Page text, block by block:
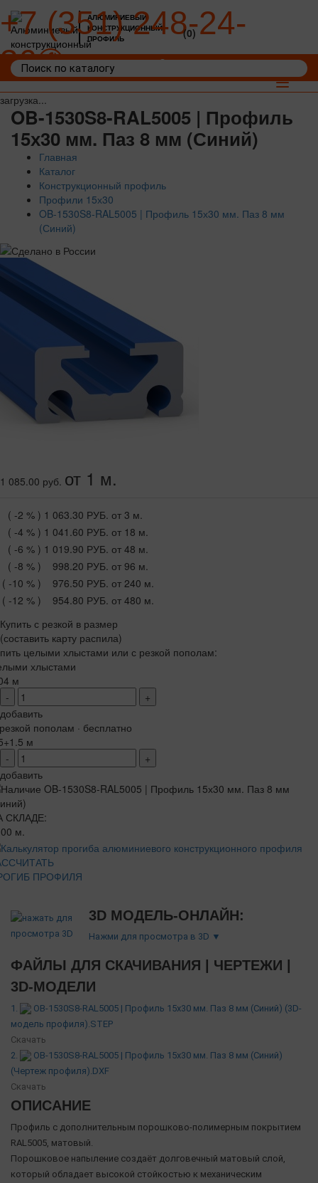
загрузка...
АЛЮМИНИЕВЫЙ
КОНСТРУКЦИОННЫЙ
ПРОФИЛЬ
+7 (351) 248-24-
36
(0)
Toggle
OB-1530S8-RAL5005 | Профиль
15х30 мм. Паз 8 мм (Синий)
Главная
Каталог
Конструкционный профиль
Профили 15х30
OB-1530S8-RAL5005 | Профиль 15х30 мм. Паз 8 мм
(Синий)
1 085.00 руб. от 1 м.
( -2 % ) 1 063.30 РУБ. от 3 м.
( -4 % ) 1 041.60 РУБ. от 18 м.
( -6 % ) 1 019.90 РУБ. от 48 м.
( -8 % )
998.20 РУБ. от 96 м.
( -10 % )
976.50 РУБ. от 240 м.
( -12 % )
954.80 РУБ. от 480 м.
Купить с резкой в размер
(составить карту распила)
целыми хлыстами или с резкой пополам:
хлыстами
м
-
+
добавить
пополам · бесплатно
м
-
+
добавить
СКЛАДЕ:
м.
ПРОФИЛЯ
3D МОДЕЛЬ-ОНЛАЙН:
Нажми для просмотра в 3D ▼
ФАЙЛЫ ДЛЯ СКАЧИВАНИЯ | ЧЕРТЕЖИ |
3D-МОДЕЛИ
1.
OB-1530S8-RAL5005 | Профиль 15х30 мм. Паз 8 мм (Синий) (3D-
модель профиля).STEP
Скачать
2.
OB-1530S8-RAL5005 | Профиль 15х30 мм. Паз 8 мм (Синий)
(Чертеж профиля).DXF
Скачать
ОПИСАНИЕ
Профиль с дополнительным порошково-полимерным покрытием
RAL5005, матовый.
Порошковое напыление создаёт долговечный матовый слой,
который обладает высокой стойкостью к механическим